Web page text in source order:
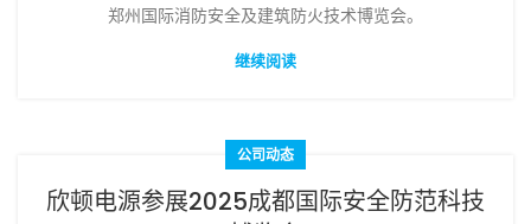
郑州国际消防安全及建筑防火技术博览会。
继续阅读
公司动态
欣顿电源参展2025成都国际安全防范科技